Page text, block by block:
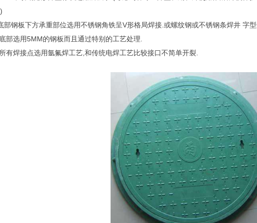
部钢板下方承重部位选用不锈钢角铁呈V形格局焊接.或螺纹钢或不锈钢条焊井 字
部选用5MM的钢板而且通过特别的工艺处理.
有焊接点选用氩氟焊工艺,和传统电焊工艺比较接口不简单开裂.